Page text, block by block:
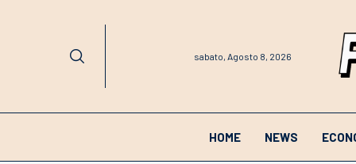
sabato, Agosto 8, 2026
HOME NEWS